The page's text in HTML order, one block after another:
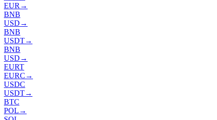
EUR →
BNB
USD →
BNB
USDT→
BNB
USD →
EURT
EURC →
USDC
USDT→
BTC
POL →